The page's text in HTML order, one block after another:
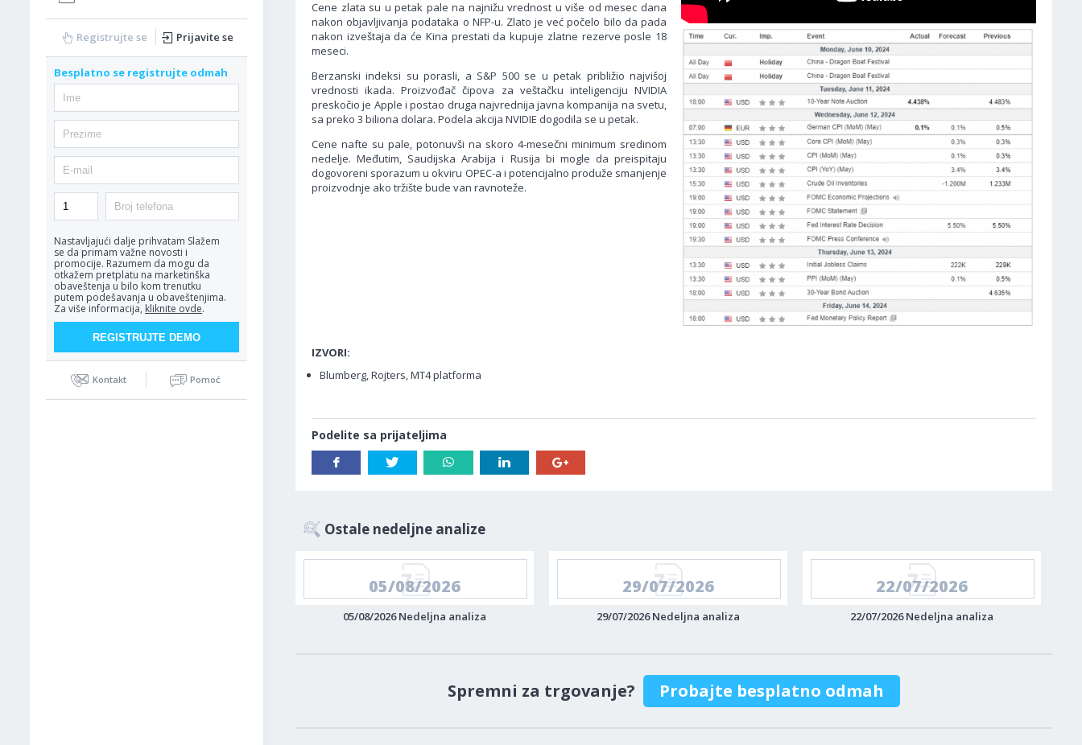
Registrujte se Prijavite se
Besplatno se registrujte odmah
Nastavljajući dalje prihvatam Slažem
se da primam važne novosti i
promocije. Razumem da mogu da
otkažem pretplatu na marketinška
obaveštenja u bilo kom trenutku
putem podešavanja u obaveštenjima.
Za više informacija, kliknite ovde.
Kontakt Pomoć
Cene zlata su u petak pale na najnižu vrednost u više od mesec dana
nakon objavljivanja podataka o NFP-u. Zlato je već počelo bilo da pada
nakon izveštaja da će Kina prestati da kupuje zlatne rezerve posle 18
meseci.
Berzanski indeksi su porasli, a S&P 500 se u petak približio najvišoj
vrednosti ikada. Proizvođač čipova za veštačku inteligenciju NVIDIA
preskočio je Apple i postao druga najvrednija javna kompanija na svetu,
sa preko 3 biliona dolara. Podela akcija NVIDIE dogodila se u petak.
Cene nafte su pale, potonuvši na skoro 4-mesečni minimum sredinom
nedelje. Međutim, Saudijska Arabija i Rusija bi mogle da preispitaju
dogovoreni sporazum u okviru OPEC-a i potencijalno produže smanjenje
proizvodnje ako tržište bude van ravnoteže.
IZVORI:
Blumberg, Rojters, MT4 platforma
Podelite sa prijateljima
Ostale nedeljne analize
05/08/2026
05/08/2026 Nedeljna analiza
29/07/2026
29/07/2026 Nedeljna analiza
22/07/2026
22/07/2026 Nedeljna analiza
Spremni za trgovanje? Probajte besplatno odmah